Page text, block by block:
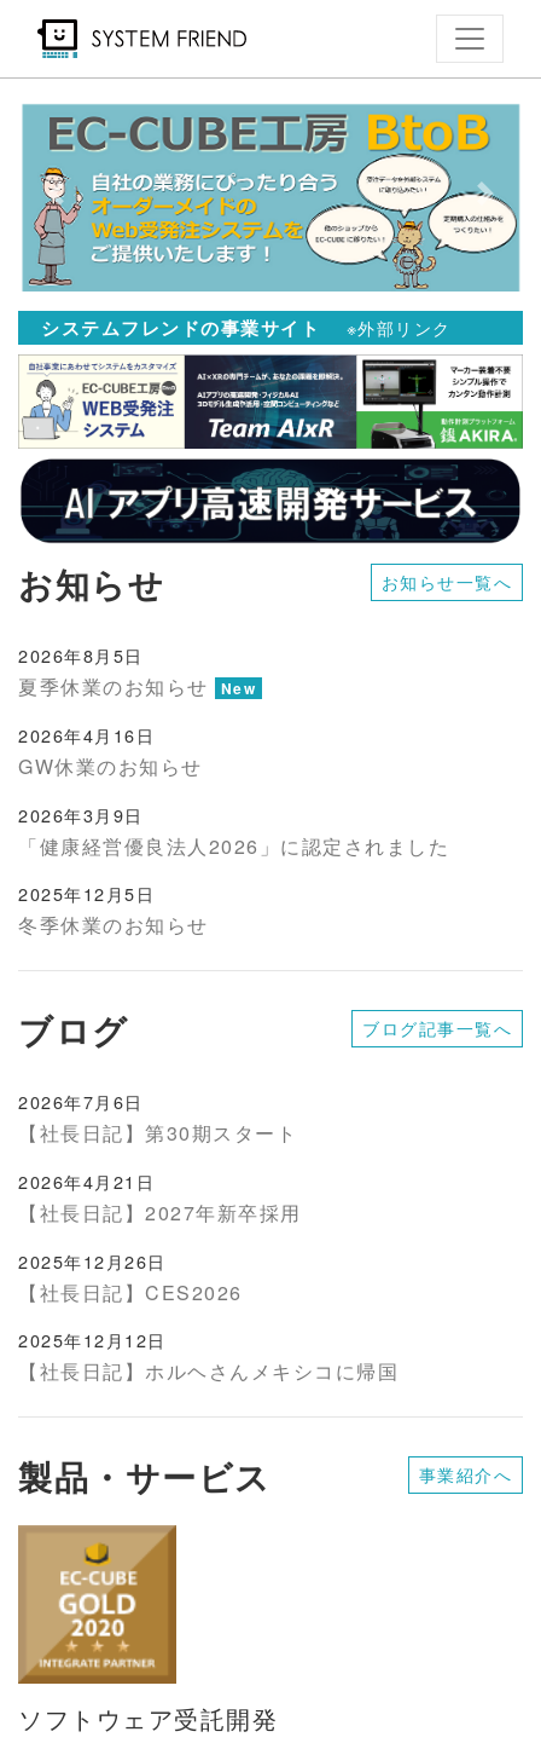
ン
動
Previous Next
システムフレンドの事業サイト ※外部リンク
お知らせ お知らせ一覧へ
2026年8月5日
夏季休業のお知らせ New
2026年4月16日
GW休業のお知らせ
2026年3月9日
「健康経営優良法人2026」に認定されました
2025年12月5日
冬季休業のお知らせ
ブログ ブログ記事一覧へ
2026年7月6日
【社長日記】第30期スタート
2026年4月21日
【社長日記】2027年新卒採用
2025年12月26日
【社長日記】CES2026
2025年12月12日
【社長日記】ホルヘさんメキシコに帰国
製品・サービス 事業紹介へ
ソフトウェア受託開発